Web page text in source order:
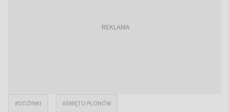
#DOŻYNKI #ŚWIĘTO PLONÓW